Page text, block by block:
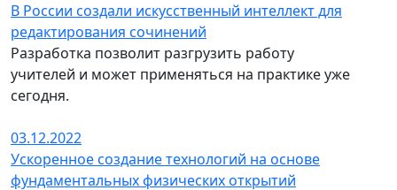
В России создали искусственный интеллект для
редактирования сочинений
Разработка позволит разгрузить работу
учителей и может применяться на практике уже
сегодня.
03.12.2022
Ускоренное создание технологий на основе
фундаментальных физических открытий